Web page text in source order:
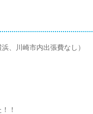
、川崎市内出張費なし）
！